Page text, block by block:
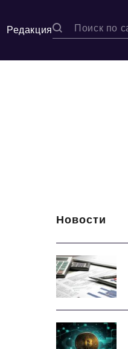
Редакция
Новости